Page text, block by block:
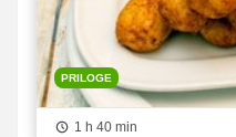
PRILOGE
1 h 40 min